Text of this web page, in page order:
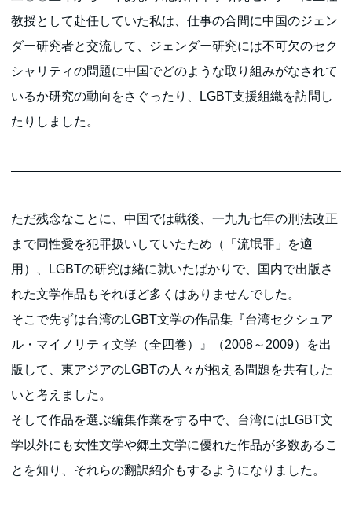
教授として赴任していた私は、仕事の合間に中国のジェン
ダー研究者と交流して、ジェンダー研究には不可欠のセク
シャリティの問題に中国でどのような取り組みがなされて
いるか研究の動向をさぐったり、LGBT支援組織を訪問し
たりしました。
ただ残念なことに、中国では戦後、一九九七年の刑法改正
まで同性愛を犯罪扱いしていたため（「流氓罪」を適
用）、LGBTの研究は緒に就いたばかりで、国内で出版さ
れた文学作品もそれほど多くはありませんでした。
そこで先ずは台湾のLGBT文学の作品集『台湾セクシュア
ル・マイノリティ文学（全四巻）』（2008～2009）を出
版して、東アジアのLGBTの人々が抱える問題を共有した
いと考えました。
そして作品を選ぶ編集作業をする中で、台湾にはLGBT文
学以外にも女性文学や郷土文学に優れた作品が多数あるこ
とを知り、それらの翻訳紹介もするようになりました。